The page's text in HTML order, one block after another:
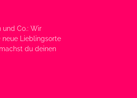
und Co.: Wir
Lieblingsorte
du deinen